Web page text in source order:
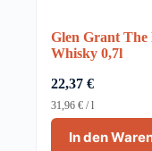
Glen Grant The
Whisky 0,7l
22,37 €
In den
31,96 € /l